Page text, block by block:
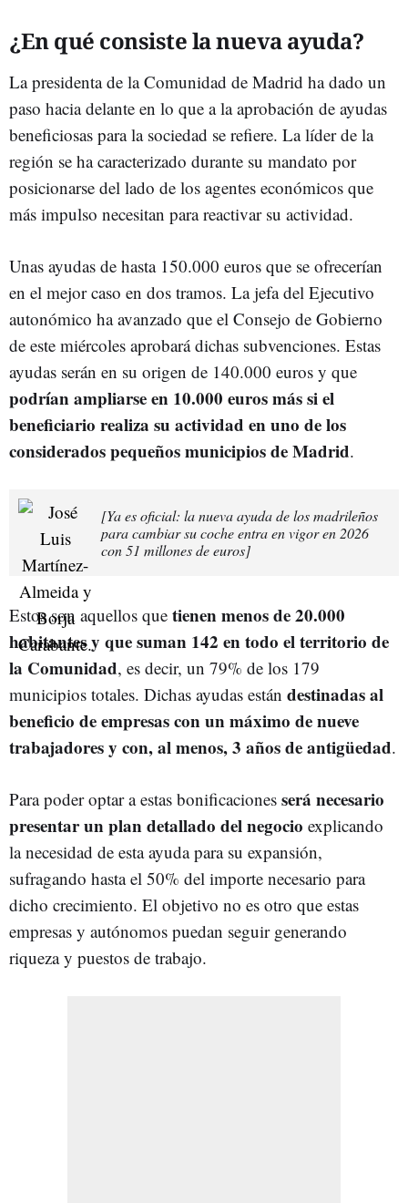
¿En qué consiste la nueva ayuda?
La presidenta de la Comunidad de Madrid ha dado un
paso hacia delante en lo que a la aprobación de ayudas
beneficiosas para la sociedad se refiere. La líder de la
región se ha caracterizado durante su mandato por
posicionarse del lado de los agentes económicos que
más impulso necesitan para reactivar su actividad.
Unas ayudas de hasta 150.000 euros que se ofrecerían
en el mejor caso en dos tramos. La jefa del Ejecutivo
autonómico ha avanzado que el Consejo de Gobierno
de este miércoles aprobará dichas subvenciones. Estas
ayudas serán en su origen de 140.000 euros y que
podrían ampliarse en 10.000 euros más si el
beneficiario realiza su actividad en uno de los
considerados pequeños municipios de Madrid.
[Ya es oficial: la nueva ayuda de los madrileños
para cambiar su coche entra en vigor en 2026
con 51 millones de euros]
Estos son aquellos que tienen menos de 20.000
habitantes y que suman 142 en todo el territorio de
la Comunidad, es decir, un 79% de los 179
municipios totales. Dichas ayudas están destinadas al
beneficio de empresas con un máximo de nueve
trabajadores y con, al menos, 3 años de antigüedad.
Para poder optar a estas bonificaciones será necesario
presentar un plan detallado del negocio explicando
la necesidad de esta ayuda para su expansión,
sufragando hasta el 50% del importe necesario para
dicho crecimiento. El objetivo no es otro que estas
empresas y autónomos puedan seguir generando
riqueza y puestos de trabajo.